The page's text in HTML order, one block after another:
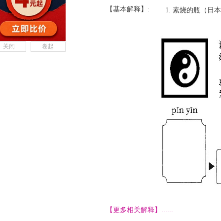
【基本解释】: 素烧的瓶（日
【更多相关解释】......
关闭 卷起